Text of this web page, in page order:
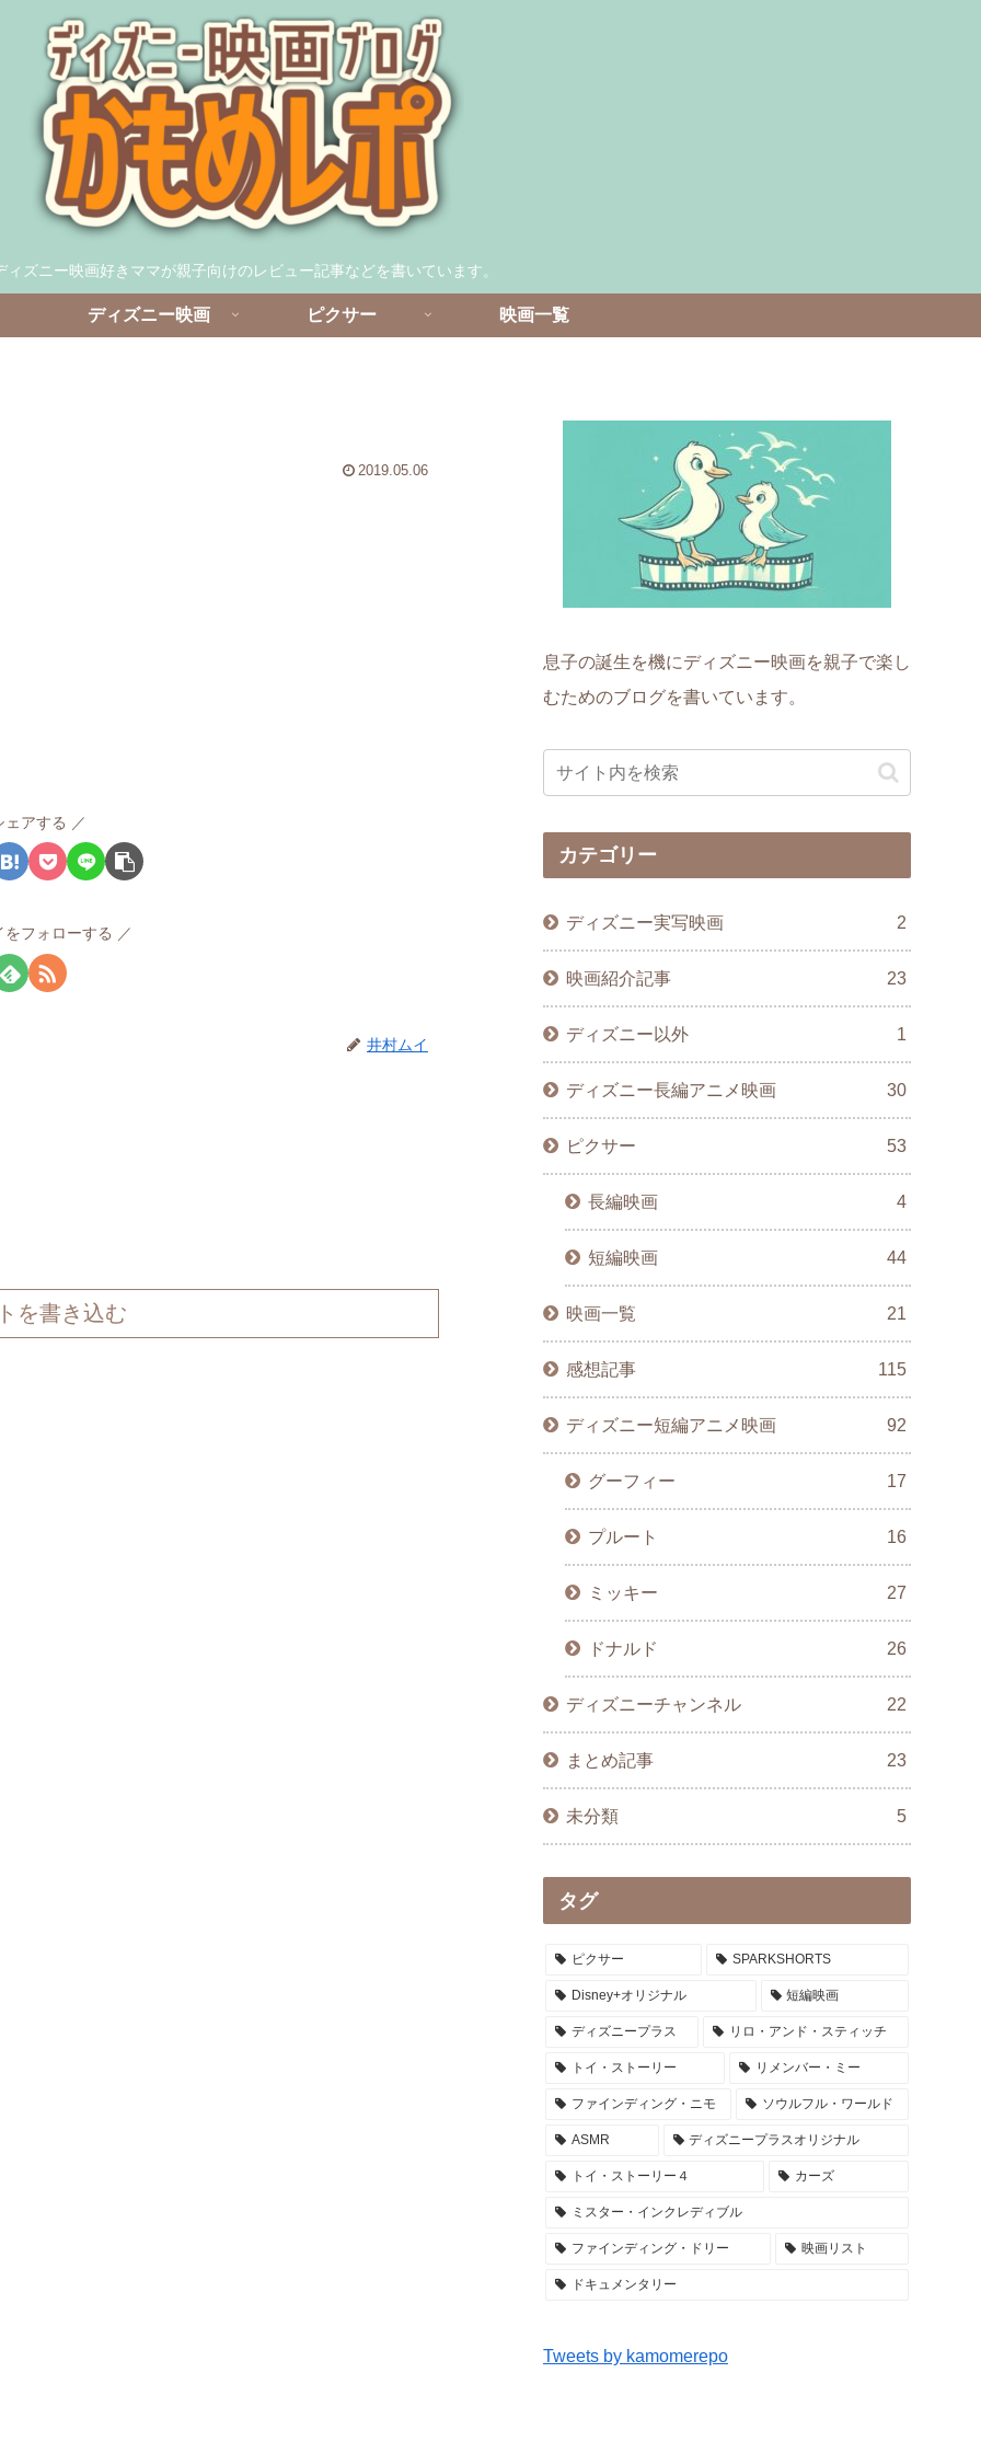
ィズニー映画好きママが親子向けのレビュー記事などを書いています。
ディズニー映画 ピクサー 映画一覧
2019.05.06
ェアする
をフォローする
井村ムイ
を書き込む
息子の誕生を機にディズニー映画を親子で楽し
むためのブログを書いています。
カテゴリー
ディズニー実写映画 2
映画紹介記事 23
ディズニー以外 1
ディズニー長編アニメ映画 30
ピクサー 53
長編映画 4
短編映画 44
映画一覧 21
感想記事 115
ディズニー短編アニメ映画 92
グーフィー 17
プルート 16
ミッキー 27
ドナルド 26
ディズニーチャンネル 22
まとめ記事 23
未分類 5
タグ
ピクサー SPARKSHORTS
Disney+オリジナル 短編映画
ディズニープラス リロ・アンド・スティッチ
トイ・ストーリー リメンバー・ミー
ファインディング・ニモ ソウルフル・ワールド
ASMR ディズニープラスオリジナル
トイ・ストーリー４ カーズ
ミスター・インクレディブル
ファインディング・ドリー 映画リスト
ドキュメンタリー
Tweets by kamomerepo